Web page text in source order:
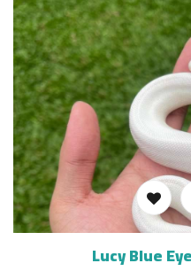
Lucy Blue